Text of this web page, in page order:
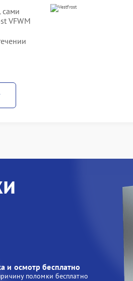
сами
VFWM
и осмотр бесплатно
поломки бесплатно